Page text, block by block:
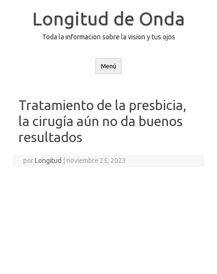
Longitud de Onda
Toda la informacion sobre la vision y tus ojos
Menú
Tratamiento de la presbicia,
la cirugía aún no da buenos
resultados
porLongitud noviembre 25, 2023